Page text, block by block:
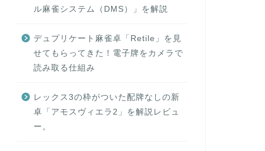
ル麻雀システム（DMS）」を解説
デュプリケート麻雀卓「Retile」を見
せてもらってきた！電子牌をカメラで
読み取る仕組み
レックス3の枠がついた配牌なしの新
卓「アモスヴィエラ2」を解説レビュ
ー。